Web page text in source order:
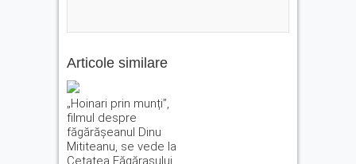
Articole similare
„Hoinari prin munți”,
filmul despre
făgărășeanul Dinu
Mititeanu, se vede la
Cetatea Făgărașului,